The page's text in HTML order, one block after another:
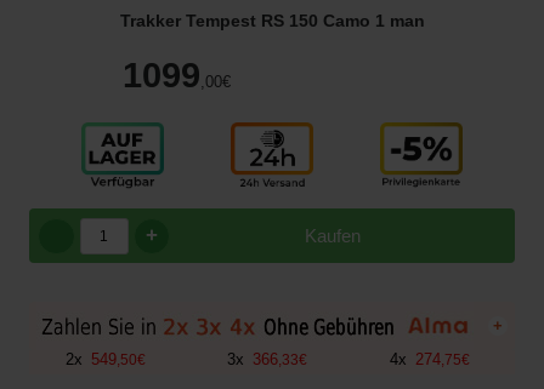
Trakker Tempest RS 150 Camo 1 man
1099 ,00€
Kaufen
+
+
2x 549 50€ 3x 366 33€ 4x 274, 75€